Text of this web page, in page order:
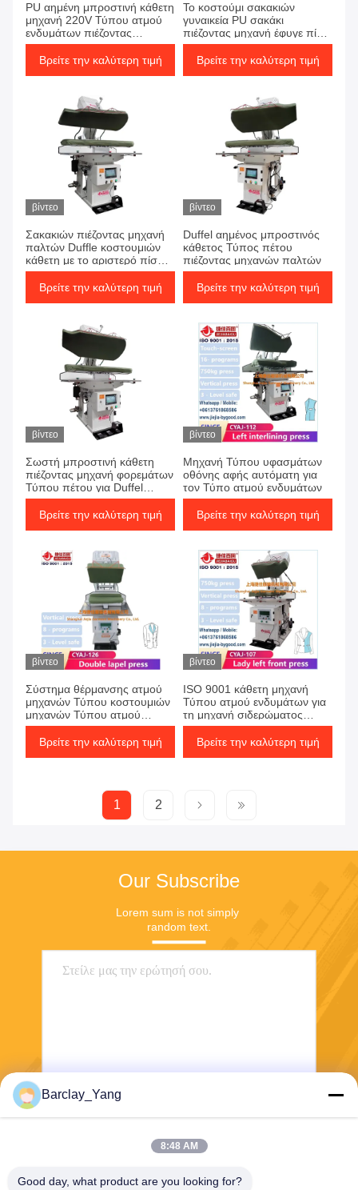
PU αημένη μπροστινή κάθετη
μηχανή 220V Τύπου ατμού
ενδυμάτων πιέζοντας
μηχανών σακακιών
Βρείτε την καλύτερη τιμή
Το κοστούμι σακακιών
γυναικεία PU σακάκι
πιέζοντας μηχανή έφυγε πίσω
με το σύστημα θέρμανσης
ατμού
Βρείτε την καλύτερη τιμή
βίντεο
Σακακιών πιέζοντας μηχανή
παλτών Duffle κοστουμιών
κάθετη με το αριστερό πίσω
σύστημα θέρμανσης ατμού
Βρείτε την καλύτερη τιμή
βίντεο
Duffel αημένος μπροστινός
κάθετος Τύπος πέτου
πιέζοντας μηχανών παλτών
Βρείτε την καλύτερη τιμή
βίντεο
Σωστή μπροστινή κάθετη
πιέζοντας μηχανή φορεμάτων
Τύπου πέτου για Duffel
ατμού το παλτό
Βρείτε την καλύτερη τιμή
βίντεο
Μηχανή Τύπου υφασμάτων
οθόνης αφής αυτόματη για
τον Τύπο ατμού ενδυμάτων
Βρείτε την καλύτερη τιμή
βίντεο
Σύστημα θέρμανσης ατμού
μηχανών Τύπου κοστουμιών
μηχανών Τύπου ατμού
ενδυμάτων κοστουμιών
σακακιών ISO9001 220V
Βρείτε την καλύτερη τιμή
βίντεο
ISO 9001 κάθετη μηχανή
Τύπου ατμού ενδυμάτων για
τη μηχανή σιδερώματος
κοστουμιών εξοπλισμού
γυναικείου Jacket Suit Dress
Βρείτε την καλύτερη τιμή
1 2
Our Subscribe
Lorem sum is not simply
random text.
Αποστολή
Barclay_Yang
8:48 AM
Good day, what product are you looking for?